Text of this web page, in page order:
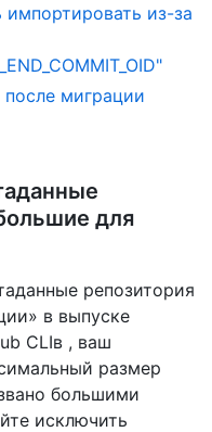
импортировать из-за
миграции
для
репозитория
в выпуске
CLIв , ваш
размер
большими
исключить